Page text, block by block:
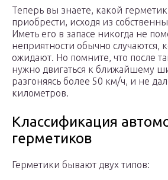
Теперь вы знаете, какой
приобрести, исходя из
Иметь его в запасе никогда не
неприятности обычно случаются,
ожидают. Но помните, что после
нужно двигаться к ближайшему
разгоняясь более 50 км/ч, и не
километров.
Классификация
герметиков
Герметики бывают двух типов: